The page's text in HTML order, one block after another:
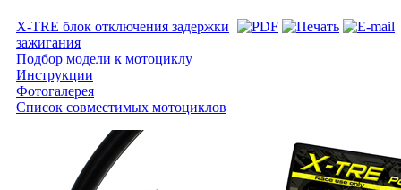
X-TRE блок отключения задержки
зажигания
Подбор модели к мотоциклу
Инструкции
Фотогалерея
Список совместимых мотоциклов